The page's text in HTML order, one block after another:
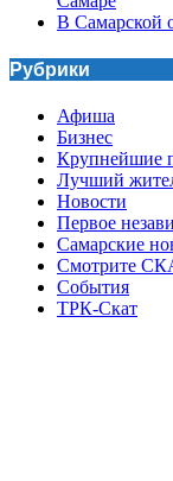
В Самарской
Рубрики
Афиша
Бизнес
Крупнейшие
Лучший
Новости
Первое
Самарские
Смотрите
События
ТРК-Скат